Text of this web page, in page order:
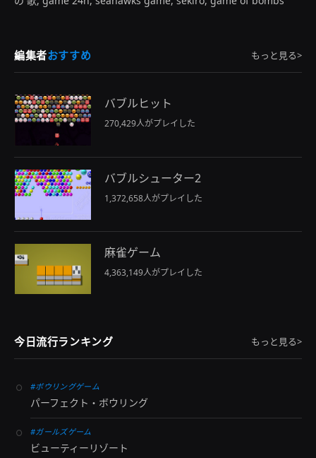
編集者おすすめ もっと見る>
バブルヒット
270,429人がプレイした
バブルシューター2
1,372,658人がプレイした
麻雀ゲーム
4,363,149人がプレイした
今日流行ランキング もっと見る>
#ボウリングゲーム
パーフェクト・ボウリング
#ガールズゲーム
ビューティーリゾート